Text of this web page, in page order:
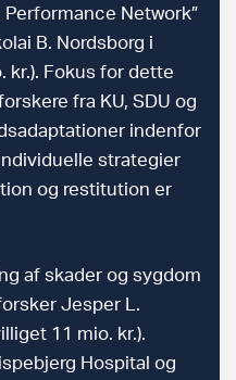
Network”
B. Nordsborg i
kr.). Fokus for dette
fra KU, SDU og
indenfor
strategier
og restitution er
af skader og sygdom
Jesper L.
11 mio. kr.).
Hospital og